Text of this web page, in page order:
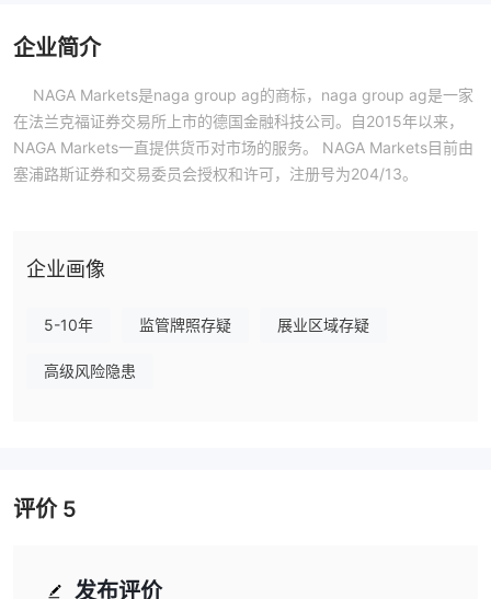
企业简介
NAGA Markets是naga group ag的商标，naga group ag是一家
在法兰克福证券交易所上市的德国金融科技公司。自2015年以来，
NAGA Markets一直提供货币对市场的服务。 NAGA Markets目前由
塞浦路斯证券和交易委员会授权和许可，注册号为204/13。
企业画像
5-10年 监管牌照存疑 展业区域存疑
高级风险隐患
发布评价
评价5